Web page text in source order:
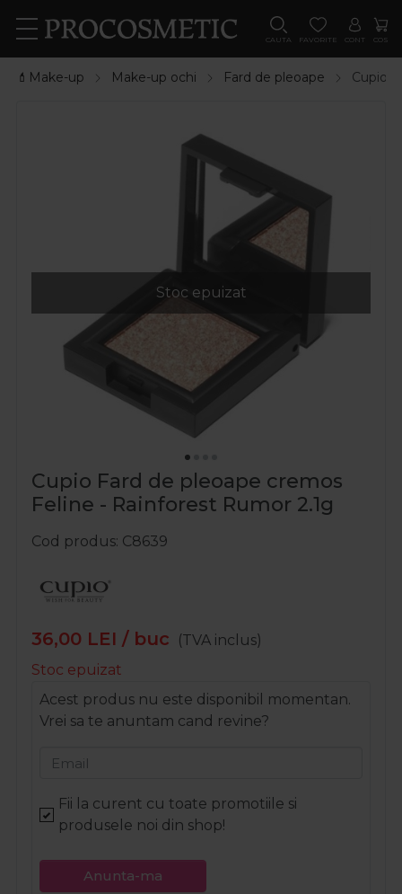
CAUTA FAVORITE CONT COS
💄Make-up Make-up ochi Fard de pleoape Cupio
Stoc epuizat
Cupio Fard de pleoape cremos
Feline - Rainforest Rumor 2.1g
Cod produs C8639
36,00 LEI / buc
(TVA inclus)
Stoc epuizat
Acest produs nu este disponibil momentan.
Vrei sa te anuntam cand revine?
Email
Fii la curent cu toate promotiile si
produsele noi din shop!
Anunta-ma